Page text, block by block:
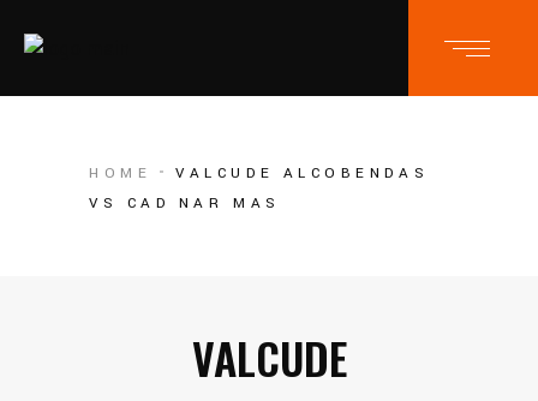
HOME
VALCUDE ALCOBENDAS
VS CAD NAR MAS
VALCUDE